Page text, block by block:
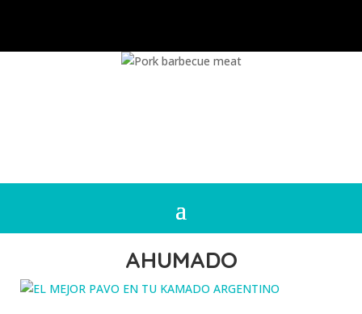
AHUMADO